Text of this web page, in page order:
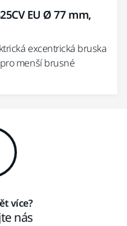
EU Ø 77 mm,
excentrická bruska
menší brusné
více?
nás